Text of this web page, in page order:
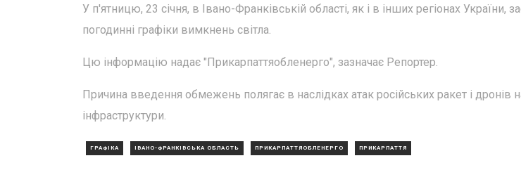
У п'ятницю, 23 січня, в Івано-Франківській області, як і в інших регіонах України,
погодинні графіки вимкнень світла.
Цю інформацію надає "Прикарпаттяобленерго", зазначає Репортер.
Причина введення обмежень полягає в наслідках атак російських ракет і дронів
інфраструктури.
ГРАФІКА ІВАНО-ФРАНКІВСЬКА ОБЛАСТЬ ПРИКАРПАТТЯОБЛЕНЕРГО ПРИКАРПАТТЯ